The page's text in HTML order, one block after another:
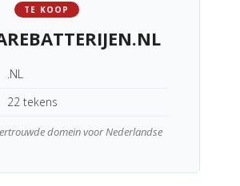
TE KOOP
.NL
22 tekens
domein voor Nederlandse